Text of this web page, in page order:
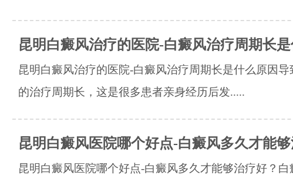
昆明白癜风治疗的医院-白癜风治疗周期长
昆明白癜风治疗的医院-白癜风治疗周期长是什么原因导
的治疗周期长，这是很多患者亲身经历后发.....
昆明白癜风医院哪个好点-白癜风多久才能
昆明白癜风医院哪个好点-白癜风多久才能够治疗好？白